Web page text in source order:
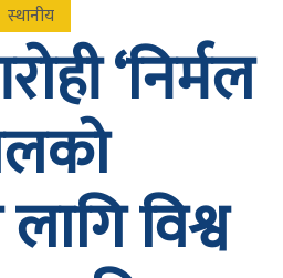
स्थानीय
‘निर्मल
विश्व